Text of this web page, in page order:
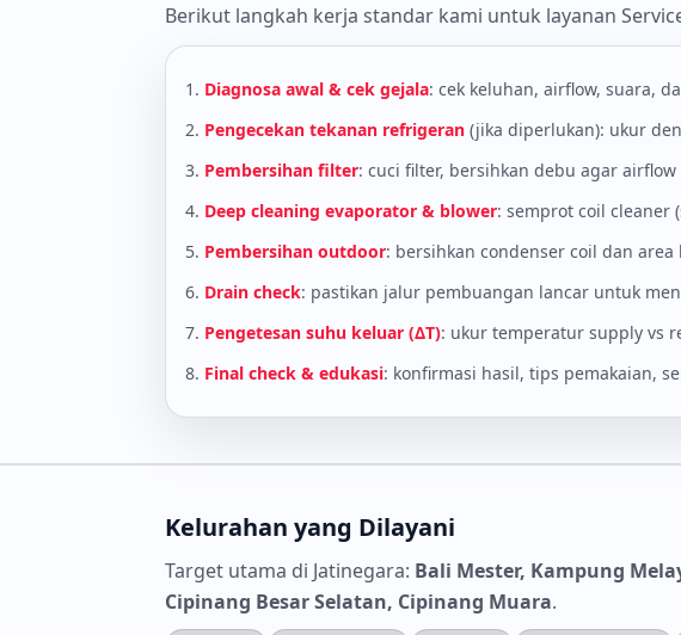
Berikut langkah kerja standar kami untuk layanan
Diagnosa awal & cek gejala: cek keluhan, airflow, suara,
Pengecekan tekanan refrigeran (jika diperlukan): ukur
Pembersihan filter: cuci filter, bersihkan debu agar
Deep cleaning evaporator & blower: semprot coil cleaner
Pembersihan outdoor: bersihkan condenser coil dan
Drain check: pastikan jalur pembuangan lancar untuk
Pengetesan suhu keluar (ΔT): ukur temperatur supply vs
Final check & edukasi: konfirmasi hasil, tips pemakaian,
Kelurahan yang Dilayani
Target utama di Jatinegara: Bali Mester, Kampung
Cipinang Besar Selatan, Cipinang Muara.